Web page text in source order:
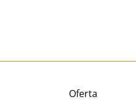
Oferta